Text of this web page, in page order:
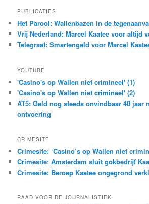
PUBLICATIES
Het Parool: Wallenbazen in de
Vrij Nederland: Marcel Kaatee voor altijd
Telegraaf: Smartengeld voor Marcel
YOUTUBE
'Casino's op Wallen niet crimineel' (1)
'Casino's op Wallen niet crimineel' (2)
AT5: Geld nog steeds onvindbaar 40 jaar
ontvoering
CRIMESITE
Crimesite: ‘Casino’s op Wallen niet
Crimesite: Amsterdam sluit gokbedrijf
Crimesite: Beroep Kaatee ongegrond
RAAD VOOR DE JOURNALISTIEK